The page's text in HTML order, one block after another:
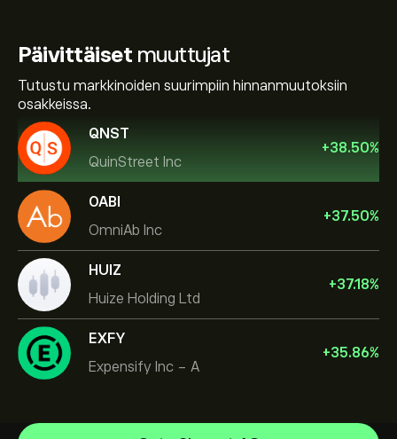
Päivittäiset muuttujat
Tutustu markkinoiden suurimpiin hinnanmuutoksiin
osakkeissa.
QNST
QuinStreet Inc
+38.50%
OABI
OmniAb Inc
+37.50%
HUIZ
Huize Holding Ltd
+37.18%
EXFY
Expensify Inc - A
+35.86%